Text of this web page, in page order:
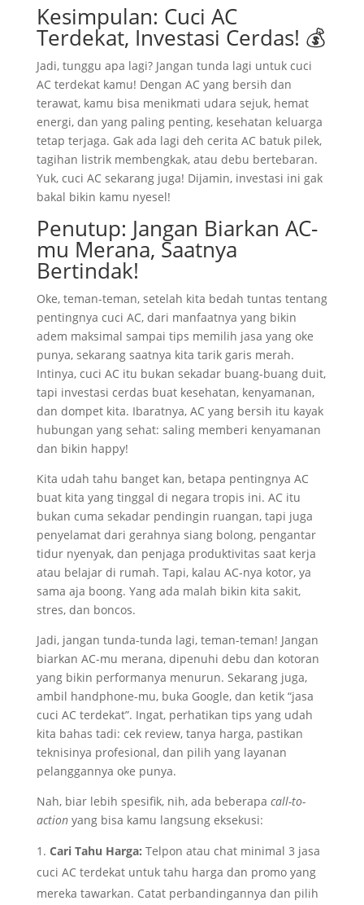
Kesimpulan: Cuci AC
Terdekat, Investasi Cerdas! 💰
Jadi, tunggu apa lagi? Jangan tunda lagi untuk cuci
AC terdekat kamu! Dengan AC yang bersih dan
terawat, kamu bisa menikmati udara sejuk, hemat
energi, dan yang paling penting, kesehatan keluarga
tetap terjaga. Gak ada lagi deh cerita AC batuk pilek,
tagihan listrik membengkak, atau debu bertebaran.
Yuk, cuci AC sekarang juga! Dijamin, investasi ini gak
bakal bikin kamu nyesel!
Penutup: Jangan Biarkan AC-
mu Merana, Saatnya
Bertindak!
Oke, teman-teman, setelah kita bedah tuntas tentang
pentingnya cuci AC, dari manfaatnya yang bikin
adem maksimal sampai tips memilih jasa yang oke
punya, sekarang saatnya kita tarik garis merah.
Intinya, cuci AC itu bukan sekadar buang-buang duit,
tapi investasi cerdas buat kesehatan, kenyamanan,
dan dompet kita. Ibaratnya, AC yang bersih itu kayak
hubungan yang sehat: saling memberi kenyamanan
dan bikin happy!
Kita udah tahu banget kan, betapa pentingnya AC
buat kita yang tinggal di negara tropis ini. AC itu
bukan cuma sekadar pendingin ruangan, tapi juga
penyelamat dari gerahnya siang bolong, pengantar
tidur nyenyak, dan penjaga produktivitas saat kerja
atau belajar di rumah. Tapi, kalau AC-nya kotor, ya
sama aja boong. Yang ada malah bikin kita sakit,
stres, dan boncos.
Jadi, jangan tunda-tunda lagi, teman-teman! Jangan
biarkan AC-mu merana, dipenuhi debu dan kotoran
yang bikin performanya menurun. Sekarang juga,
ambil handphone-mu, buka Google, dan ketik “jasa
cuci AC terdekat”. Ingat, perhatikan tips yang udah
kita bahas tadi: cek review, tanya harga, pastikan
teknisinya profesional, dan pilih yang layanan
pelanggannya oke punya.
Nah, biar lebih spesifik, nih, ada beberapa call-to-
actionyang bisa kamu langsung eksekusi:
Cari Tahu Harga: Telpon atau chat minimal 3 jasa
cuci AC terdekat untuk tahu harga dan promo yang
mereka tawarkan. Catat perbandingannya dan pilih